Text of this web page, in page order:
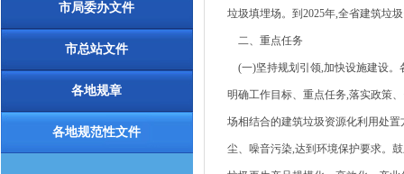
市局委办文件
市总站文件
各地规章
各地规范性文件
垃圾填埋场。到2025年,全省建筑垃
二、重点任务
(一)坚持规划引领,加快设施建设。
明确工作目标、重点任务,落实政策
场相结合的建筑垃圾资源化利用处
尘、噪音污染,达到环境保护要求。